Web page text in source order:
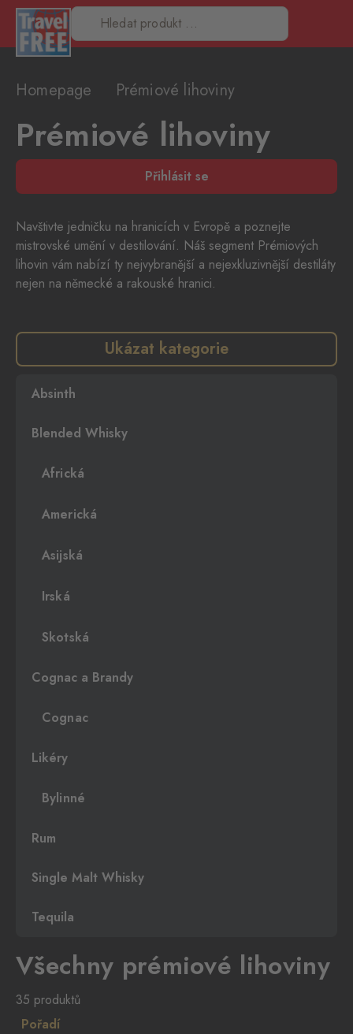
Homepage Prémiové lihoviny
Prémiové lihoviny
Přihlásit se
Navštivte jedničku na hranicích v Evropě a poznejte
mistrovské umění v destilování. Náš segment Prémiových
lihovin vám nabízí ty nejvybranější a nejexkluzivnější destiláty
nejen na německé a rakouské hranici.
Ukázat kategorie
Absinth
Blended Whisky
Africká
Americká
Asijská
Irská
Skotská
Cognac a Brandy
Cognac
Likéry
Bylinné
Rum
Single Malt Whisky
Tequila
Všechny prémiové lihoviny
35 produktů
Pořadí